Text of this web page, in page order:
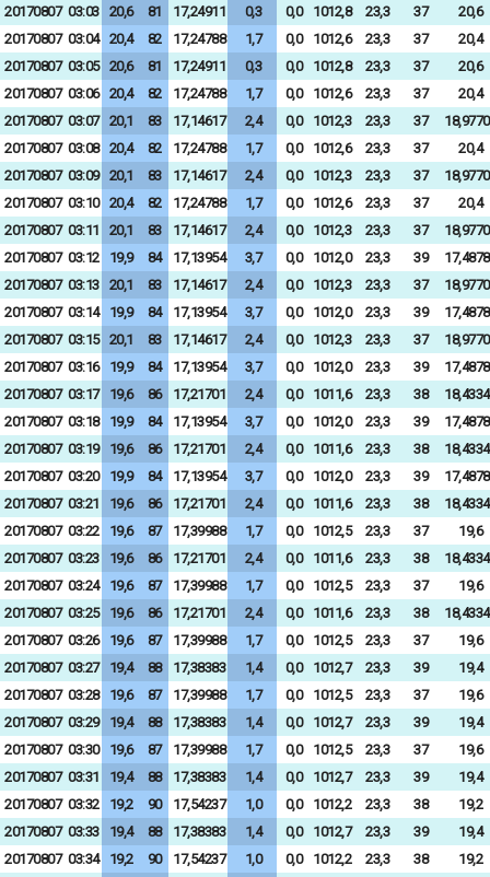
20170807 03:03 20,6 81 17,24911 0,3 0,0 1012,8 23,3 37
20,6
20170807 03:04 20,4 82 17,24788 1,7 0,0 1012,6 23,3 37
20,4
20170807 03:05 20,6 81 17,24911 0,3 0,0 1012,8 23,3 37
20,6
20170807 03:06 20,4 82 17,24788 1,7 0,0 1012,6 23,3 37
20,4
20170807 03:07 20,1 83 17,14617 2,4 0,0 1012,3 23,3 37
20170807 03:08 20,4 82 17,24788 1,7 0,0 1012,6 23,3 37
20,4
20170807 03:09 20,1 83 17,14617 2,4 0,0 1012,3 23,3 37
20170807 03:10 20,4 82 17,24788 1,7 0,0 1012,6 23,3 37
20,4
20170807 03:11 20,1 83 17,14617 2,4 0,0 1012,3 23,3 37
20170807 03:12 19,9 84 17,13954 3,7 0,0 1012,0 23,3 39
20170807 03:13 20,1 83 17,14617 2,4 0,0 1012,3 23,3 37
20170807 03:14 19,9 84 17,13954 3,7 0,0 1012,0 23,3 39
20170807 03:15 20,1 83 17,14617 2,4 0,0 1012,3 23,3 37
20170807 03:16 19,9 84 17,13954 3,7 0,0 1012,0 23,3 39
20170807 03:17 19,6 86 17,21701 2,4 0,0 1011,6 23,3 38
20170807 03:18 19,9 84 17,13954 3,7 0,0 1012,0 23,3 39
20170807 03:19 19,6 86 17,21701 2,4 0,0 1011,6 23,3 38
20170807 03:20 19,9 84 17,13954 3,7 0,0 1012,0 23,3 39
20170807 03:21 19,6 86 17,21701 2,4 0,0 1011,6 23,3 38
20170807 03:22 19,6 87 17,39988 1,7 0,0 1012,5 23,3 37
19,6
20170807 03:23 19,6 86 17,21701 2,4 0,0 1011,6 23,3 38
20170807 03:24 19,6 87 17,39988 1,7 0,0 1012,5 23,3 37
19,6
20170807 03:25 19,6 86 17,21701 2,4 0,0 1011,6 23,3 38
20170807 03:26 19,6 87 17,39988 1,7 0,0 1012,5 23,3 37
19,6
20170807 03:27 19,4 88 17,38383 1,4 0,0 1012,7 23,3 39
19,4
20170807 03:28 19,6 87 17,39988 1,7 0,0 1012,5 23,3 37
19,6
20170807 03:29 19,4 88 17,38383 1,4 0,0 1012,7 23,3 39
19,4
20170807 03:30 19,6 87 17,39988 1,7 0,0 1012,5 23,3 37
19,6
20170807 03:31 19,4 88 17,38383 1,4 0,0 1012,7 23,3 39
19,4
20170807 03:32 19,2 90 17,54237 1,0 0,0 1012,2 23,3 38
19,2
20170807 03:33 19,4 88 17,38383 1,4 0,0 1012,7 23,3 39
19,4
20170807 03:34 19,2 90 17,54237 1,0 0,0 1012,2 23,3 38
19,2